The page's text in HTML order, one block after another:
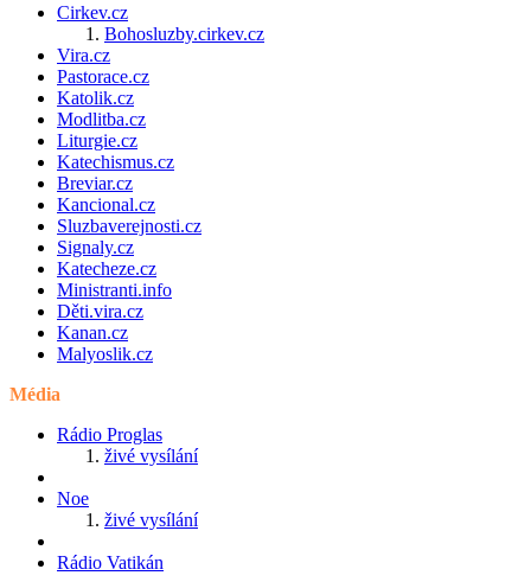
Cirkev.cz
Bohosluzby.cirkev.cz
Vira.cz
Pastorace.cz
Katolik.cz
Modlitba.cz
Liturgie.cz
Katechismus.cz
Breviar.cz
Kancional.cz
Sluzbaverejnosti.cz
Signaly.cz
Katecheze.cz
Ministranti.info
Děti.vira.cz
Kanan.cz
Malyoslik.cz
Média
Rádio Proglas
živé vysílání
Noe
živé vysílání
Rádio Vatikán